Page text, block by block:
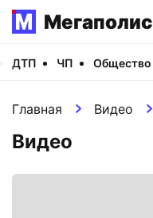
Мегаполис
ДТП ЧП Общество
Главная Видео
Видео